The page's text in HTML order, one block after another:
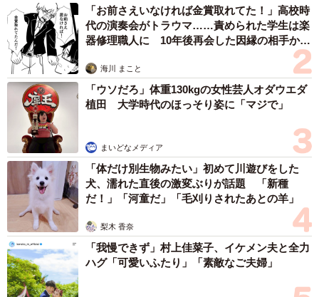
「お前さえいなければ金賞取れてた！」高校時
代の演奏会がトラウマ……責められた学生は楽
器修理職人に 10年後再会した因縁の相手から
海川 まこと
「ウソだろ」体重130kgの女性芸人オダウエダ
植田 大学時代のほっそり姿に「マジで」
まいどなメディア
「体だけ別生物みたい」初めて川遊びをした
犬、濡れた直後の激変ぶりが話題 「新種
だ！」「河童だ」「毛刈りされたあとの羊」
梨木 香奈
「我慢できず」村上佳菜子、イケメン夫と全力
ハグ「可愛いふたり」「素敵なご夫婦」